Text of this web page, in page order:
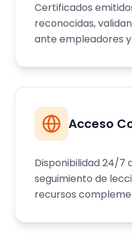
Certificados
reconocidas,
ante empleadores
Acceso
Disponibilidad 24/7
seguimiento de
recursos